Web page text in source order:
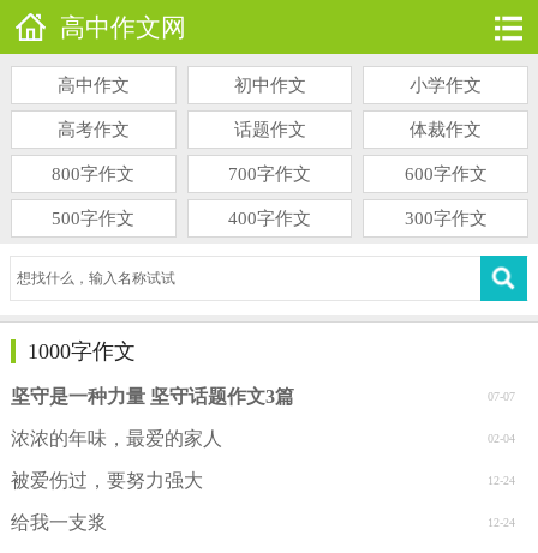
高中作文网
高中作文 初中作文 小学作文
高考作文 话题作文 体裁作文
800字作文 700字作文 600字作文
500字作文 400字作文 300字作文
1000字作文
07-07
坚守是一种力量 坚守话题作文3篇
02-04
浓浓的年味，最爱的家人
12-24
被爱伤过，要努力强大
12-24
给我一支浆